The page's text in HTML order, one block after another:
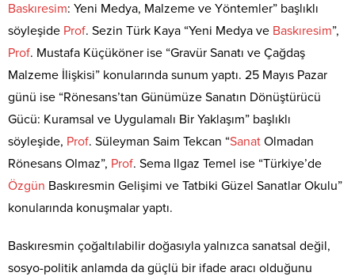
Baskıresim: Yeni Medya, Malzeme ve Yöntemler” başlıklı
söyleşide Prof. Sezin Türk Kaya “Yeni Medya ve Baskıresim”,
Prof. Mustafa Küçüköner ise “Gravür Sanatı ve Çağdaş
Malzeme İlişkisi” konularında sunum yaptı. 25 Mayıs Pazar
günü ise “Rönesans’tan Günümüze Sanatın Dönüştürücü
Gücü: Kuramsal ve Uygulamalı Bir Yaklaşım” başlıklı
söyleşide, Prof. Süleyman Saim Tekcan “Sanat Olmadan
Rönesans Olmaz”, Prof. Sema Ilgaz Temel ise “Türkiye’de
Özgün Baskıresmin Gelişimi ve Tatbiki Güzel Sanatlar Okulu”
konularında konuşmalar yaptı.
Baskıresmin çoğaltılabilir doğasıyla yalnızca sanatsal değil,
sosyo-politik anlamda da güçlü bir ifade aracı olduğunu